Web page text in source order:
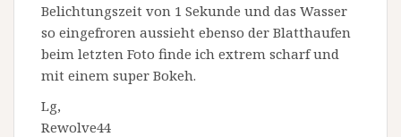
Belichtungszeit von 1 Sekunde und das Wasser
so eingefroren aussieht ebenso der Blatthaufen
beim letzten Foto finde ich extrem scharf und
mit einem super Bokeh.
Lg,
Rewolve44